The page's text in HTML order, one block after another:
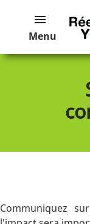
Menu
Communiquez